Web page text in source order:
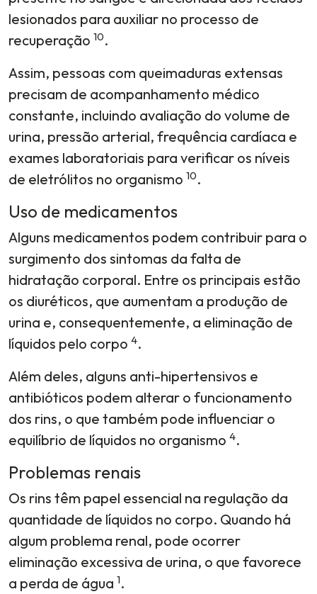
lesionados para auxiliar no processo de
recuperação 10.
Assim, pessoas com queimaduras extensas
precisam de acompanhamento médico
constante, incluindo avaliação do volume de
urina, pressão arterial, frequência cardíaca e
exames laboratoriais para verificar os níveis
de eletrólitos no organismo 10.
Uso de medicamentos
Alguns medicamentos podem contribuir para o
surgimento dos sintomas da falta de
hidratação corporal. Entre os principais estão
os diuréticos, que aumentam a produção de
urina e, consequentemente, a eliminação de
líquidos pelo corpo 4.
Além deles, alguns anti-hipertensivos e
antibióticos podem alterar o funcionamento
dos rins, o que também pode influenciar o
equilíbrio de líquidos no organismo 4.
Problemas renais
Os rins têm papel essencial na regulação da
quantidade de líquidos no corpo. Quando há
algum problema renal, pode ocorrer
eliminação excessiva de urina, o que favorece
a perda de água 1.